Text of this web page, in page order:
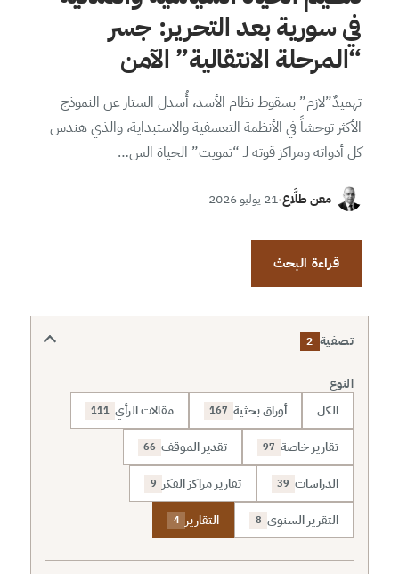
في سورية بعد التحرير: جسر
“المرحلة الانتقالية” الآمن
تهميدٌ”لازم” بسقوط نظام الأسد، أُسدل الستار عن النموذج
الأكثر توحشاً في الأنظمة التعسفية والاستبداية، والذي هندس
كل أدواته ومراكز قوته لـ “تمويت” الحياة الس…
معن طلَّاع·21 يوليو 2026
قراءة البحث
تصفية 2
النوع
الكل أوراق بحثية 167 مقالات الرأي 111
تقارير خاصة 97 تقدير الموقف 66
الدراسات 39 تقارير مراكز الفكر 9
التقرير السنوي 8 التقارير 4